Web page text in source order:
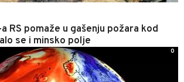
RS pomaže u gašenju požara kod
se i minsko polje
0